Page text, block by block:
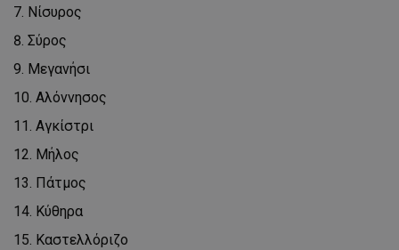
Νίσυρος
Σύρος
Μεγανήσι
Αλόννησος
Αγκίστρι
Μήλος
Πάτμος
Κύθηρα
Καστελλόριζο